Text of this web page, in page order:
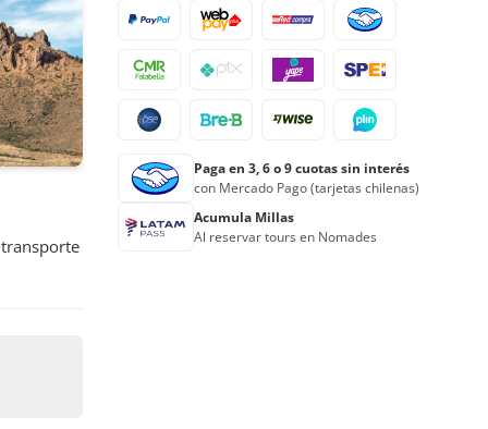
Paga en 3, 6 o 9 cuotas sin interés
con Mercado Pago (tarjetas chilenas)
Acumula Millas
Al reservar tours en Nomades
26 29
31 3 4 5